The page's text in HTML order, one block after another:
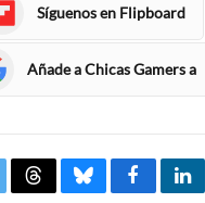
Síguenos en Flipboard
Añade a Chicas Gamers a
ThreadsBlueskyFacebook